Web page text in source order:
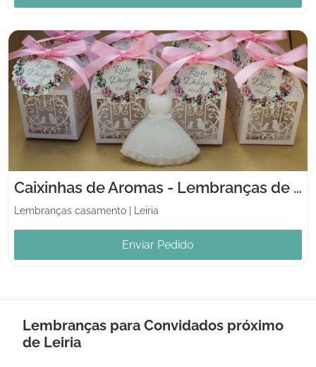
Caixinhas de Aromas - Lembranças de Casamentos e Batizados
Lembranças casamento Leiria
Enviar Pedido
Lembranças para Convidados próximo
de Leiria